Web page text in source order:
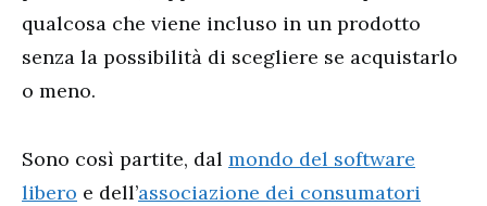
qualcosa che viene incluso in un prodotto
senza la possibilità di scegliere se acquistarlo
o meno.
Sono così partite, dal mondo del software
libero e dell’associazione dei consumatori